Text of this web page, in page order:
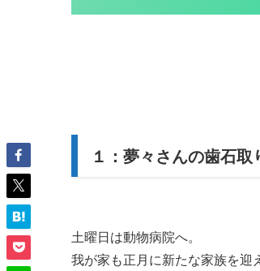
１：夢々さんの歯石取
土曜日は動物病院へ。
我が家も正月に新たな家族を迎